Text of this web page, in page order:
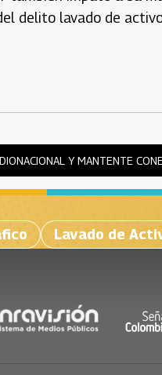
delito lavado de
Y MANTENTE
Lavado de